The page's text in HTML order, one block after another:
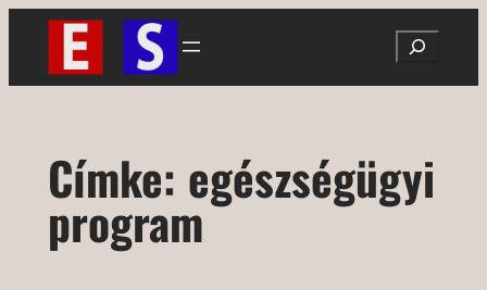
Ugrás
tartalomhoz
Search
Címke: egészségügyi
program